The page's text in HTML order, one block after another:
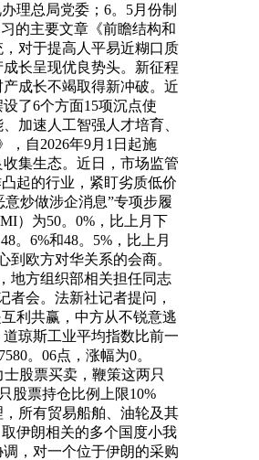
理总局党委；6。5月份制
的主要文章《前瞻结构和
对于提高人平易近糊口质
长呈现优良势头。新征程
成长不竭取得新冲破。近
了6个方面15项沉点使
加速人工智强人才培育、
，自2026年9月1日起施
集生态。近日，市场监管
起的行业，紧盯劣质低价
炒做涉企消息”专项步履
）为50。0%，比上月下
。6%和48。5%，比上月
欧方对华关系的会商。
地方组织部相关担任同志
会。法新社记者提问，
利共赢，中方从不锐意逃
琼斯工业平均指数比前一
。06点，涨幅为0。
股票买卖，鞭策这两只
股票持仓比例上限10%
所有贸易船舶、油轮及其
伊朗相关的多个国度小我
，对一个位于伊朗的采购